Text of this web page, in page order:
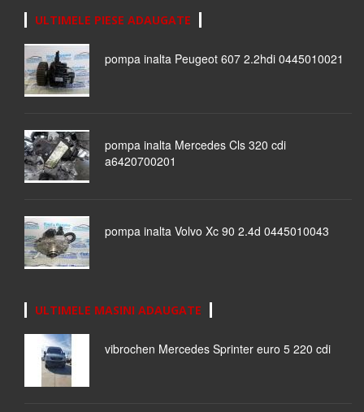
ULTIMELE PIESE ADAUGATE
pompa inalta Peugeot 607 2.2hdi 0445010021
pompa inalta Mercedes Cls 320 cdi
a6420700201
pompa inalta Volvo Xc 90 2.4d 0445010043
ULTIMELE MASINI ADAUGATE
vibrochen Mercedes Sprinter euro 5 220 cdi